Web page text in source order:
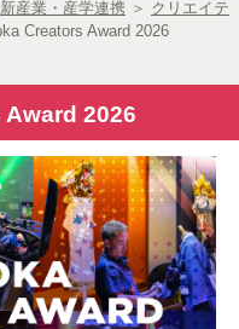
新産業・産学連携 ＞ クリエイテ
Creators Award 2026
2026